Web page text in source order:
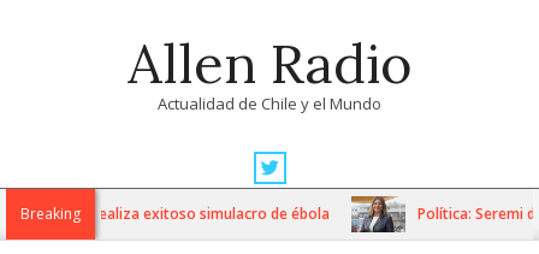
Allen Radio
Actualidad de Chile y el Mundo
Navigation
MenuBreaking
Fricke realiza exitoso simulacro de ébola Política: Seremi de